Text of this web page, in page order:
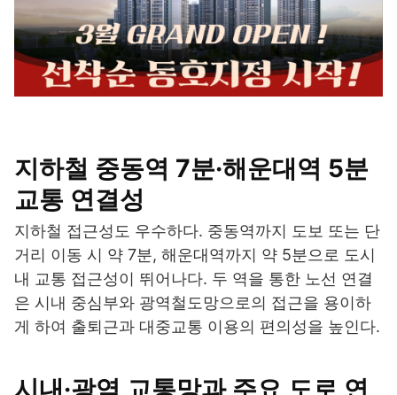
지하철 중동역 7분·해운대역 5분
교통 연결성
지하철 접근성도 우수하다. 중동역까지 도보 또는 단
거리 이동 시 약 7분, 해운대역까지 약 5분으로 도시
내 교통 접근성이 뛰어나다. 두 역을 통한 노선 연결
은 시내 중심부와 광역철도망으로의 접근을 용이하
게 하여 출퇴근과 대중교통 이용의 편의성을 높인다.
시내·광역 교통망과 주요 도로 연